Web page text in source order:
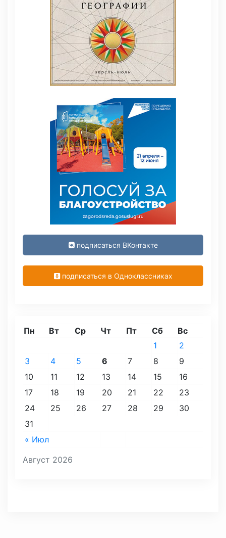
подписаться ВКонтакте
подписаться в Одноклассниках
Август 2026
Пн Вт Ср Чт Пт Сб Вс
« Июл
1
2
3
4 5 6 7 8
9
10
11 12 13 14 15
16
17
18 19 20 21 22
23
24
25 26 27 28 29
30
31